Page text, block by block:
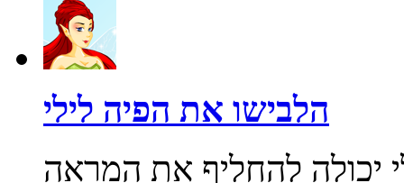
הלבישו את הפיה לילי